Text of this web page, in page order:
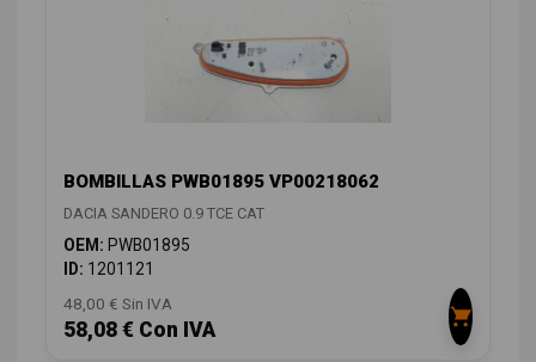
BOMBILLAS PWB01895 VP00218062
DACIA SANDERO 0.9 TCE CAT
OEM: PWB01895
ID: 1201121
48,00 € Sin IVA
58,08 € Con IVA